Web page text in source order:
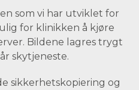
som vi har utviklet for
for klinikken å kjøre
Bildene lagres trygt
skytjeneste.
sikkerhetskopiering og